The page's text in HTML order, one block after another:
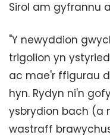
Sirol am gyfrannu
"Y newyddion
trigolion yn
ac mae'r ffigurau
hyn. Rydyn ni'n
ysbrydion bach (a
wastraff